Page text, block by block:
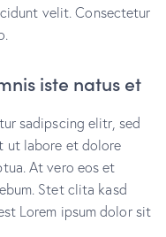
velit. Consectetur
iste natus et
sadipscing elitr, sed
ut labore et dolore
At vero eos et
Stet clita kasd
Lorem ipsum dolor sit